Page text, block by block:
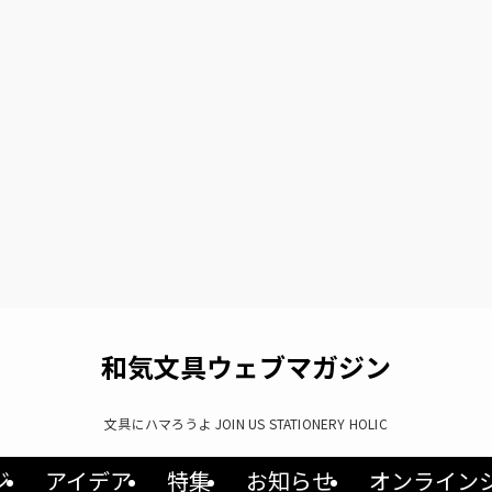
和気文具ウェブマガジン
文具にハマろうよ JOIN US STATIONERY HOLIC
アイデア 特集 お知らせ オンライン